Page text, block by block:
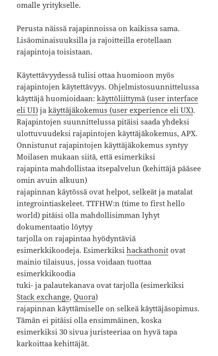
omalle yritykselle.
Perusta näissä rajapinnoissa on kaikissa sama.
Lisäominaisuuksilla ja rajoitteilla erotellaan
rajapintoja toisistaan.
Käytettävyydessä tulisi ottaa huomioon myös
rajapintojen käytettävyys. Ohjelmistosuunnittelussa
käyttäjä huomioidaan:käyttöliittymä (user interface
eli UI) jakäyttäjäkokemus (user experience eli UX).
Rajapintojen suunnittelussa pitäisi saada yhdeksi
ulottuvuudeksi rajapintojen käyttäjäkokemus, APX.
Onnistunut rajapintojen käyttäjäkokemus syntyy
Moilasen mukaan siitä, että esimerkiksi
rajapinta mahdollistaa itsepalvelun (kehittäjä pääsee
omin avuin alkuun)
rajapinnan käytössä ovat helpot, selkeät ja matalat
integrointiaskeleet. TTFHW:n (time to first hello
world) pitäisi olla mahdollisimman lyhyt
dokumentaatio löytyy
tarjolla on rajapintaa hyödyntäviä
esimerkkikoodeja. Esimerkiksihackathonit ovat
mainio tilaisuus, jossa voidaan tuottaa
esimerkkikoodia
tuki- ja palautekanava ovat tarjolla (esimerkiksi
Stack exchange,Quora)
rajapinnan käyttämiselle on selkeä käyttäjäsopimus.
Tämän ei pitäisi olla ensimmäinen, koska
esimerkiksi 30 sivua juristeeriaa on hyvä tapa
karkoittaa kehittäjät.